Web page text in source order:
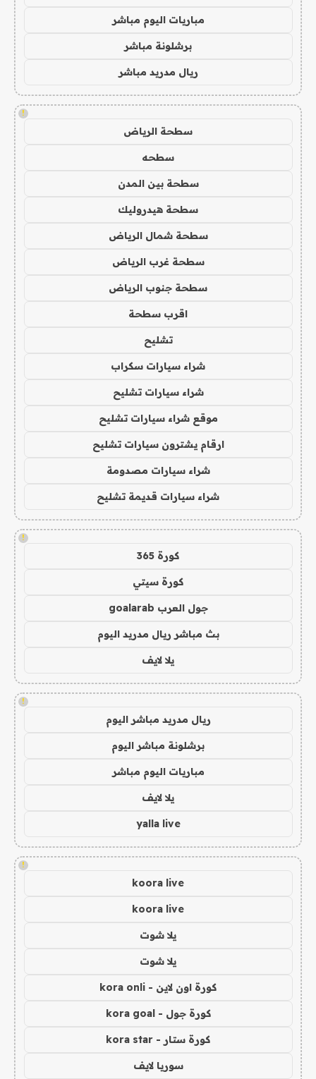
مباريات اليوم مباشر
برشلونة مباشر
ريال مدريد مباشر
!
سطحة الرياض
سطحه
سطحة بين المدن
سطحة هيدروليك
سطحة شمال الرياض
سطحة غرب الرياض
سطحة جنوب الرياض
اقرب سطحة
تشليح
شراء سيارات سكراب
شراء سيارات تشليح
موقع شراء سيارات تشليح
ارقام يشترون سيارات تشليح
شراء سيارات مصدومة
شراء سيارات قديمة تشليح
!
كورة 365
كورة سيتي
جول العرب goalarab
بث مباشر ريال مدريد اليوم
يلا لايف
!
ريال مدريد مباشر اليوم
برشلونة مباشر اليوم
مباريات اليوم مباشر
يلا لايف
yalla live
!
koora live
koora live
يلا شوت
يلا شوت
كورة اون لاين - kora onli
كورة جول - kora goal
كورة ستار - kora star
سوريا لايف